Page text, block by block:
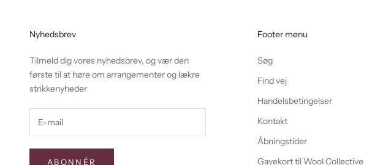
Nyhedsbrev
Tilmeld dig vores nyhedsbrev, og vær den
første til at høre om arrangementer og lækre
strikkenyheder
ABONNÉR
Footer menu
Søg
Find vej
Handelsbetingelser
Kontakt
Åbningstider
Gavekort til Wool Collective